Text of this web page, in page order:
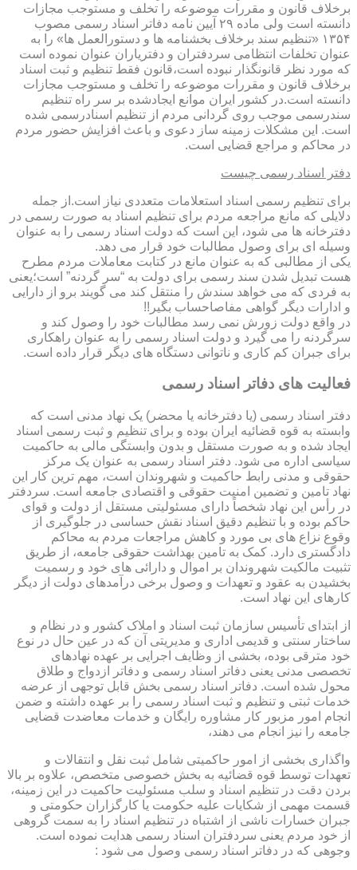
برخلاف قانون و مقررات موضوعه را تخلف و مستوجب مجازات
دانسته است ولی ماده ۲۹ آیین نامه دفاتر اسناد رسمی مصوب
۱۳۵۴ «تنظیم سند برخلاف بخشنامه ها و دستورالعمل ها» را به
عنوان تخلفات انتظامی سردفتران و دفتریاران عنوان نموده است
که مورد نظر قانونگذار نبوده است،قانون فقط تنظیم و ثبت اسناد
برخلاف قانون و مقررات موضوعه را تخلف و مستوجب مجازات
دانسته است.در کشور ایران موانع ایجادشده بر سر راه تنظیم
سندرسمی موجب روی گردانی مردم از تنظیم اسنادرسمی شده
است. این مشکلات زمینه ساز دعوی و باعث افزایش حضور مردم
در محاکم و مراجع قضایی است.
دفتر اسناد رسمی چیست
برای تنظیم رسمی اسناد استعلامات متعددی نیاز است.از جمله
دلایلی که مانع مراجعه مردم برای تنظیم اسناد به صورت رسمی در
دفترخانه ها می شود، این است که دولت اسناد رسمی را به عنوان
وسیله ای برای وصول مطالبات خود قرار می دهد.
یکی از مطالبی که به عنوان مانع در کتابت معاملات مردم مطرح
هست تبدیل شدن سند رسمی برای دولت به “سر گردنه” است؛یعنی
به فردی که می خواهد سندش را منتقل کند می گویند برو از دارایی
و ادارات دیگر گواهی مفاصاحساب بگیر!!
در واقع دولت زورش نمی رسد مطالبات خود را وصول کند و
سرگردنه را می گیرد و دولت اسناد رسمی را به عنوان راهکاری
برای جبران کم کاری و ناتوانی دستگاه های دیگر قرار داده است.
فعالیت های دفاتر اسناد رسمی
دفتر اسناد رسمی (یا دفترخانه یا محضر) یک نهاد مدنی است که
وابسته به قوه قضائیه ایران بوده و برای تنظیم و ثبت رسمی اسناد
ایجاد شده و به صورت مستقل و بدون وابستگی مالی به حاکمیت
سیاسی اداره می شود. دفتر اسناد رسمی به عنوان یک مرکز
حقوقی و مدنی رابط حاکمیت و شهروندان است، مهم ترین کار این
نهاد تامین و تضمین امنیت حقوقی و اقتصادی جامعه است. سردفتر
در رأس این نهاد شخصاً دارای مسئولیتی مستقل از دولت و قوای
حاکم بوده و با تنظیم دقیق اسناد نقش حساسی در جلوگیری از
وقوع نزاع های بی مورد و کاهش مراجعات مردم به محاکم
دادگستری دارد. کمک به تامین بهداشت حقوقی جامعه، از طریق
تثبیت مالکیت شهروندان بر اموال و دارائی های خود و رسمیت
بخشیدن به عقود و تعهدات و وصول برخی درآمدهای دولت از دیگر
کارهای این نهاد است.
از ابتدای تأسیس سازمان ثبت اسناد و املاک کشور و در نظام و
ساختار سنتی و قدیمی اداری و مدیریتی آن که در عین حال در نوع
خود مترقی بوده، بخشی از وظایف اجرایی بر عهده نهادهای
تخصصی مدنی یعنی دفاتر اسناد رسمی و دفاتر ازدواج و طلاق
محول شده است. دفاتر اسناد رسمی بخش قابل توجهی از عرضه
خدمات ثبتی و تنظیم و ثبت اسناد رسمی را بر عهده داشته و ضمن
انجام امور مزبور کار مشاوره رایگان و خدمات معاضدت قضایی
جامعه را نیز انجام می دهند،
واگذاری بخشی از امور حاکمیتی شامل ثبت نقل و انتقالات و
تعهدات توسط قوه قضائیه به بخش خصوصی متخصص، علاوه بر بالا
بردن دقت در تنظیم اسناد و سلب مسئولیت حاکمیت در این زمینه،
قسمت مهمی از شکایات علیه حکومت یا کارگزاران حکومتی و
جبران خسارات ناشی از اشتباه در تنظیم اسناد را به سمت گروهی
از خود مردم یعنی سردفتران اسناد رسمی هدایت نموده است.
وجوهی که در دفاتر اسناد رسمی وصول می شود :